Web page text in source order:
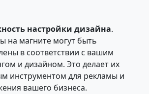
настройки дизайна.
на магните могут быть
в соответствии с вашим
и дизайном. Это делает их
инструментом для рекламы и
вашего бизнеса.